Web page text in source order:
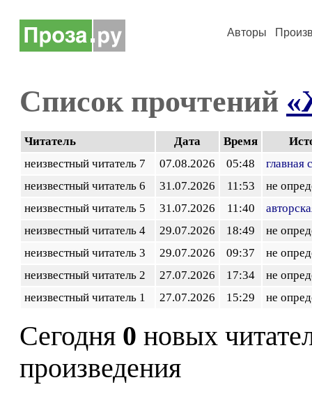
Авторы
Список прочтений
Читатель Дата Время
неизвестный читатель 7
07.08.2026 05:48
главная
неизвестный читатель 6
31.07.2026 11:53
не
неизвестный читатель 5
31.07.2026 11:40
неизвестный читатель 4
29.07.2026 18:49
не
неизвестный читатель 3
29.07.2026 09:37
не
неизвестный читатель 2
27.07.2026 17:34
не
неизвестный читатель 1
27.07.2026 15:29 не
Сегодня 0 новых
произведения